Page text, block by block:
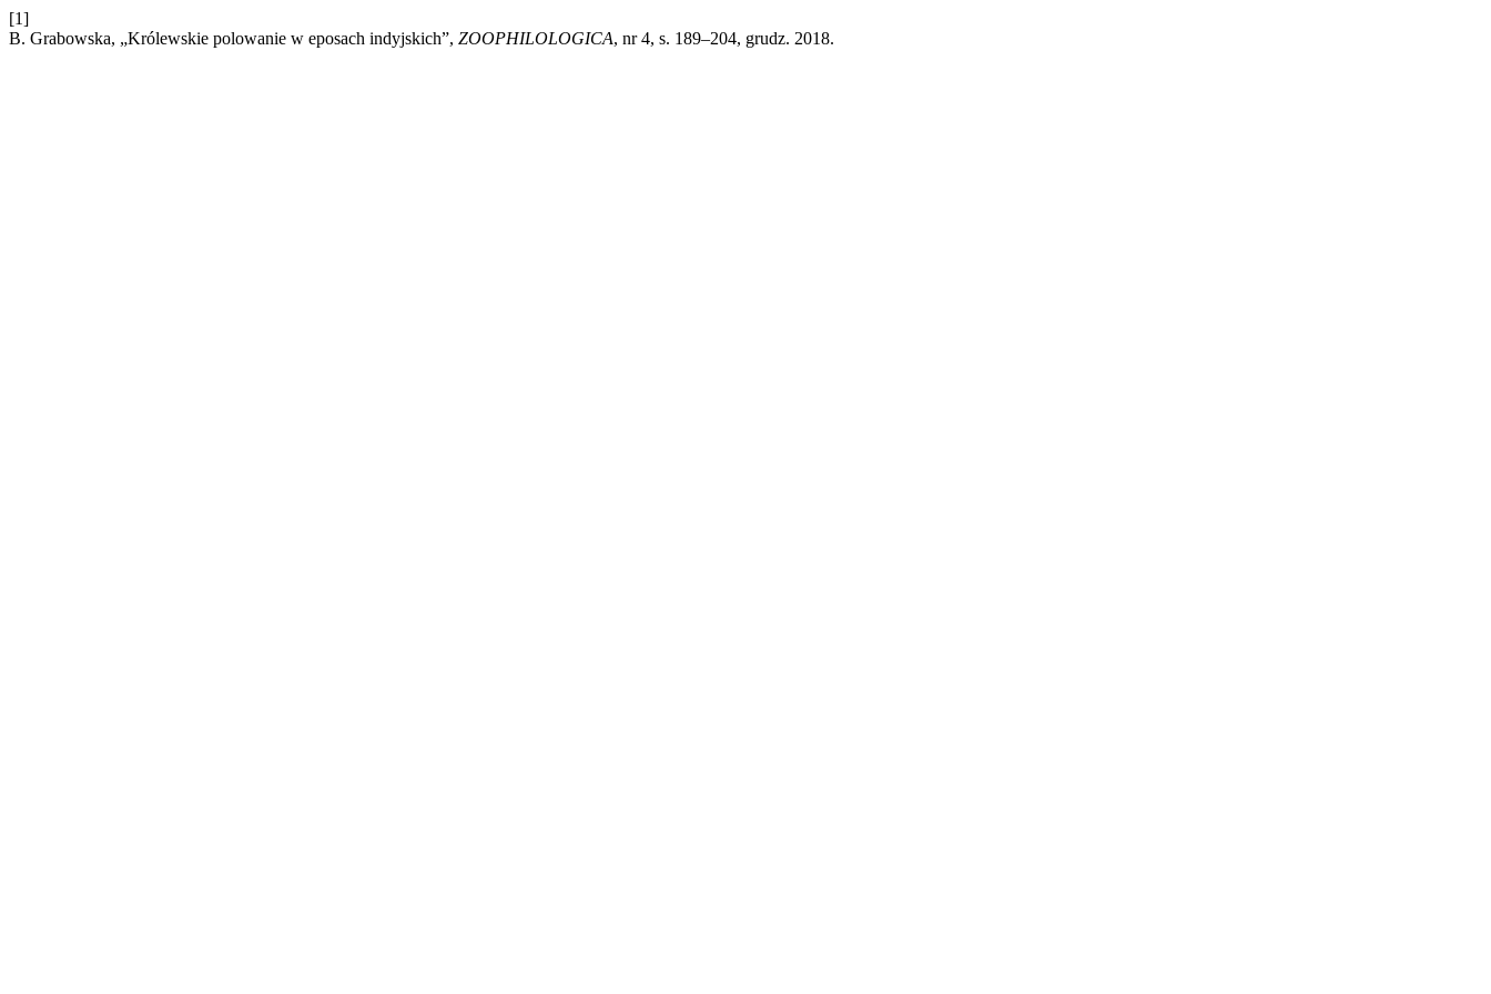
[1]
B. Grabowska, „Królewskie polowanie w eposach indyjskich”, ZOOPHILOLOGICA, nr 4, s. 189–204, grudz. 2018.